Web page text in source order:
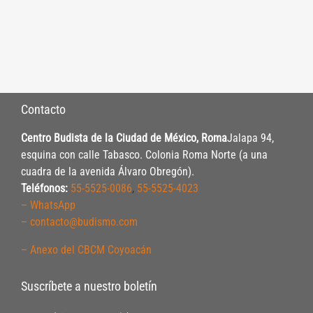
Contacto
Centro Budista de la Ciudad de México, RomaJalapa 94,
esquina con calle Tabasco. Colonia Roma Norte (a una
cuadra de la avenida Álvaro Obregón).
Teléfonos: 55-5525-0086, 55-5525-4023
– WhatsApp
– contacto@budismo.com
– Anexo del CBCM Coyoacán
Suscríbete a nuestro boletín